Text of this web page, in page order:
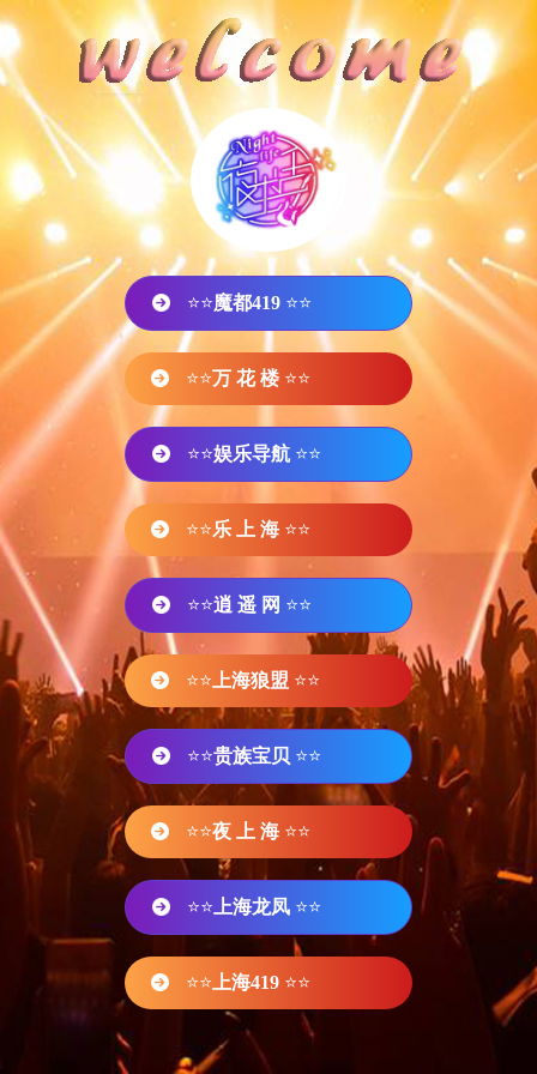
⭐⭐魔都419 ⭐⭐
⭐⭐万 花 楼 ⭐⭐
⭐⭐娱乐导航 ⭐⭐
⭐⭐乐 上 海 ⭐⭐
⭐⭐逍 遥 网 ⭐⭐
⭐⭐ 上海狼盟 ⭐⭐
⭐⭐贵族宝贝 ⭐⭐
⭐⭐夜 上 海 ⭐⭐
⭐⭐ 上海龙凤 ⭐⭐
⭐⭐ 上海419 ⭐⭐